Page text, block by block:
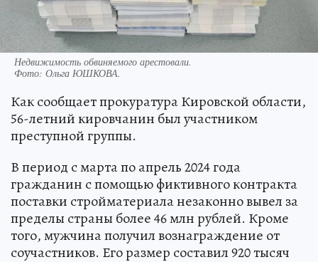
Недвижимость обвиняемого арестовали.
Фото: Ольга ЮШКОВА.
Как сообщает прокуратура Кировской области,
56-летний кировчанин был участником
преступной группы.
В период с марта по апрель 2024 года
гражданин с помощью фиктивного контракта
поставки стройматериала незаконно вывел за
пределы страны более 46 млн рублей. Кроме
того, мужчина получил вознаграждение от
соучастников. Его размер составил 920 тысяч